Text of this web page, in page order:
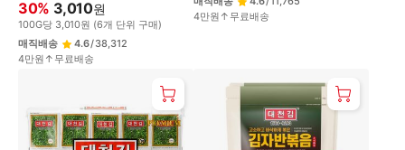
30% 3,010원
100G당 3,010원 (6개 단위 구매)
매직배송
4.6/38,312
4만원↑무료배송
4만원↑무료배송